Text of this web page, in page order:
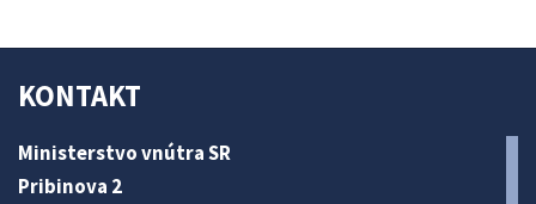
KONTAKT
Ministerstvo vnútra SR
Pribinova 2